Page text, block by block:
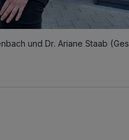
und Dr. Ariane Staab